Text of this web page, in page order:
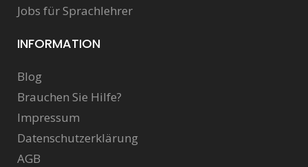
Jobs für Sprachlehrer
INFORMATION
Blog
Brauchen Sie Hilfe?
Impressum
Datenschutzerklärung
AGB